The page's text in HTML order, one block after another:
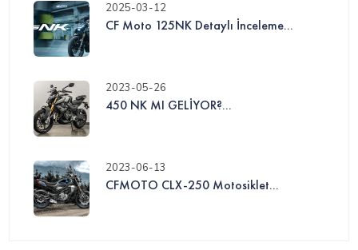
2025-03-12
CF Moto 125NK Detaylı İnceleme...
2023-05-26
450 NK MI GELİYOR?...
2023-06-13
CFMOTO CLX-250 Motosiklet...